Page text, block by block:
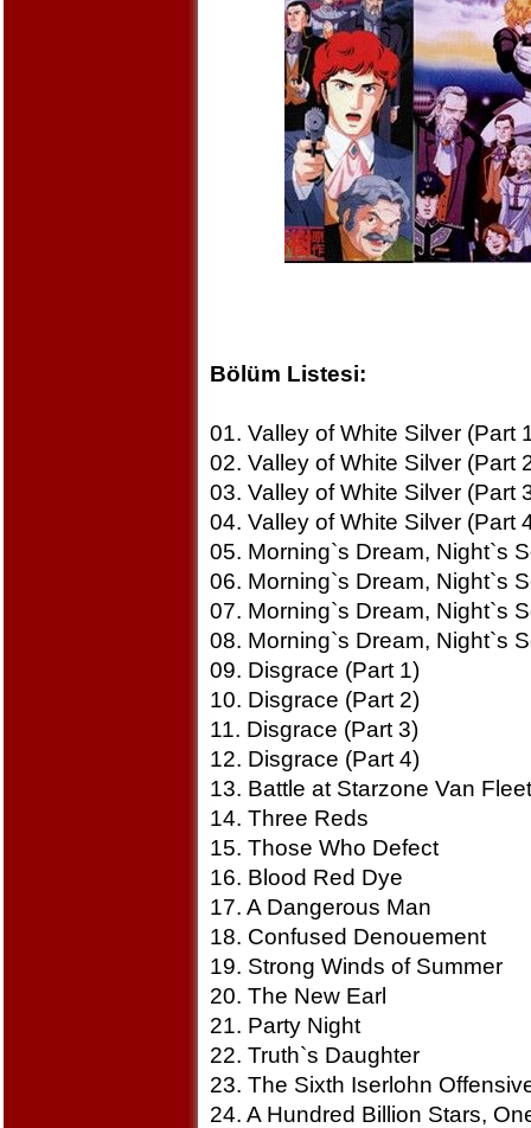
Bölüm Listesi:
01. Valley of White Silver (Part
02. Valley of White Silver (Part
03. Valley of White Silver (Part
04. Valley of White Silver (Part
05. Morning`s Dream, Night`s
06. Morning`s Dream, Night`s
07. Morning`s Dream, Night`s
08. Morning`s Dream, Night`s
09. Disgrace (Part 1)
10. Disgrace (Part 2)
11. Disgrace (Part 3)
12. Disgrace (Part 4)
13. Battle at Starzone Van Fleet
14. Three Reds
15. Those Who Defect
16. Blood Red Dye
17. A Dangerous Man
18. Confused Denouement
19. Strong Winds of Summer
20. The New Earl
21. Party Night
22. Truth`s Daughter
23. The Sixth Iserlohn
24. A Hundred Billion Stars,